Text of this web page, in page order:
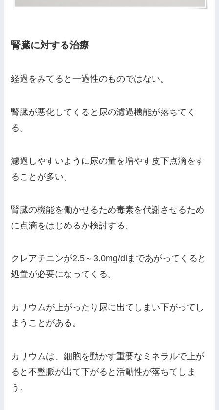
腎臓に対する治療
経過をみてると一過性のものではない。
腎臓が悪化してくると尿の濾過機能が落ちてく
る。
濾過しやすいように尿の量を増やす皮下点滴をす
ることが多い。
腎臓の機能を働かせるため毒素を代謝させるため
に点滴をはじめるか検討する。
クレアチニンが2.5～3.0mg/dlまであがってくると
処置が必要になってくる。
カリウムが上がったり尿に出てしまい下がってし
まうことがある。
カリウムは、細胞を動かす重要なミネラルで上が
ると不整脈が出て下がると活動性が落ちてしま
う。